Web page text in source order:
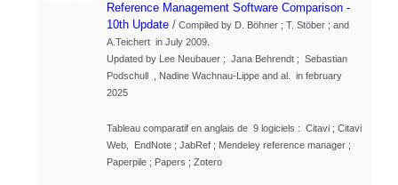
Reference Management Software Comparison -
10th Update / Compiled by D. Böhner ; T. Stöber ; and
A.Teichert in July 2009.
Updated by Lee Neubauer ; Jana Behrendt ; Sebastian
Podschull , Nadine Wachnau-Lippe and al. in february
2025
Tableau comparatif en anglais de 9 logiciels : Citavi ; Citavi
Web, EndNote ; JabRef ; Mendeley reference manager ;
Paperpile ; Papers ; Zotero